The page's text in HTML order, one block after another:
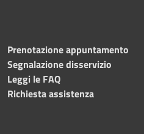
Prenotazione appuntamento
Segnalazione disservizio
Leggi le FAQ
Richiesta assistenza